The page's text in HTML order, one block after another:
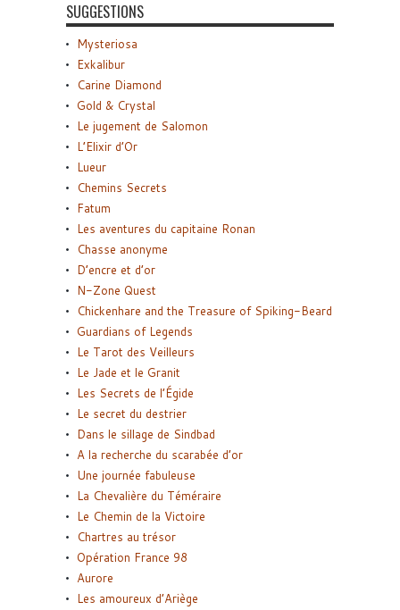
SUGGESTIONS
Mysteriosa
Exkalibur
Carine Diamond
Gold & Crystal
Le jugement de Salomon
L’Elixir d’Or
Lueur
Chemins Secrets
Fatum
Les aventures du capitaine Ronan
Chasse anonyme
D’encre et d’or
N-Zone Quest
Chickenhare and the Treasure of Spiking-Beard
Guardians of Legends
Le Tarot des Veilleurs
Le Jade et le Granit
Les Secrets de l’Égide
Le secret du destrier
Dans le sillage de Sindbad
A la recherche du scarabée d’or
Une journée fabuleuse
La Chevalière du Téméraire
Le Chemin de la Victoire
Chartres au trésor
Opération France 98
Aurore
Les amoureux d’Ariège